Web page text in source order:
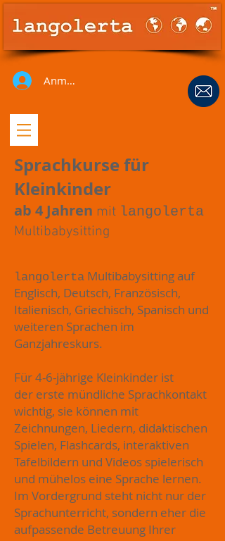
Anmelden
Sprachkurse für
Kleinkinder
ab 4 Jahren mit langolerta
Multibabysitting
langolerta Multibabysitting auf
Englisch, Deutsch, Französisch,
Italienisch, Griechisch, Spanisch und
weiteren Sprachen im
Ganzjahreskurs.
Für 4-6-jährige Kleinkinder ist
der erste mündliche Sprachkontakt
wichtig, sie können mit
Zeichnungen, Liedern, didaktischen
Spielen, Flashcards, interaktiven
Tafelbildern und Videos spielerisch
und mühelos eine Sprache lernen.
Im Vordergrund steht nicht nur der
Sprachunterricht, sondern eher die
aufpassende Betreuung Ihrer